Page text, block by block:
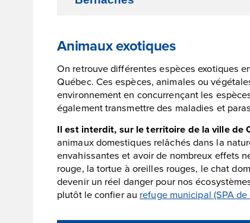
Animaux exotiques
On retrouve différentes espèces exotiques
Québec. Ces espèces, animales ou
environnement en concurrençant les
également transmettre des maladies et
Il est interdit, sur le territoire de la ville de
animaux domestiques relâchés dans la
envahissantes et avoir de nombreux effets
rouge, la tortue à oreilles rouges, le chat
devenir un réel danger pour nos
plutôt le confier au refuge municipal (SPA